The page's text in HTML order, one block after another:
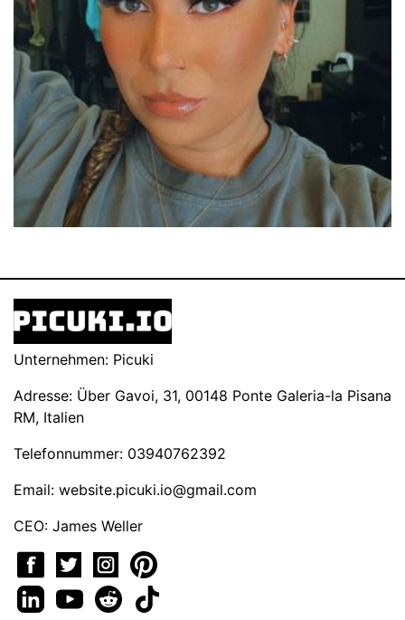
Unternehmen: Picuki
Adresse: Über Gavoi, 31, 00148 Ponte Galeria-la Pisana
RM, Italien
Telefonnummer: 03940762392
Email: website.picuki.io@gmail.com
CEO: James Weller